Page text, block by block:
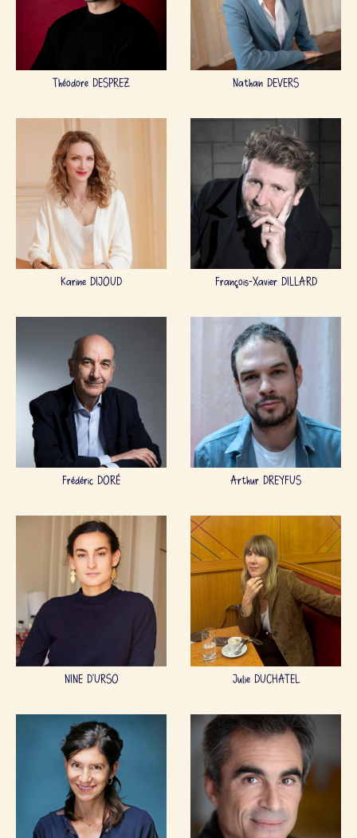
Théodore DESPREZ Nathan DEVERS
Karine DIJOUD François-Xavier DILLARD
Frédéric DORÉ Arthur DREYFUS
NINE D'URSO Julie DUCHATEL